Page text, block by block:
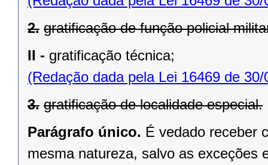
2. gratificação de função policial
II - gratificação técnica;
(Redação dada pela Lei 16469 de 30/
3. gratificação de localidade especial.
Parágrafo único. É vedado receber
mesma natureza, salvo as exceções